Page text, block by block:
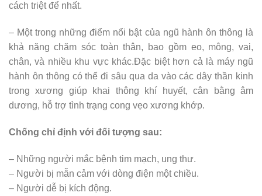
cách triệt để nhất.
– Một trong những điểm nổi bật của ngũ hành ôn thông là
khả năng chăm sóc toàn thân, bao gồm eo, mông, vai,
chân, và nhiều khu vực khác.Đặc biệt hơn cả là máy ngũ
hành ôn thông có thể đi sâu qua da vào các dây thần kinh
trong xương giúp khai thông khí huyết, cân bằng âm
dương, hỗ trợ tình trạng cong vẹo xương khớp.
Chống chỉ định với đối tượng sau:
– Những người mắc bệnh tim mạch, ung thư.
– Người bị mẫn cảm với dòng điện một chiều.
– Người dễ bị kích động.